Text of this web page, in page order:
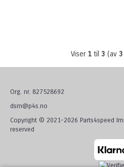
Viser 1til 3 (av 3
Org. nr. 827528692
dsm@p4s.no
Copyright © 2021-2026 Parts4speed
reserved